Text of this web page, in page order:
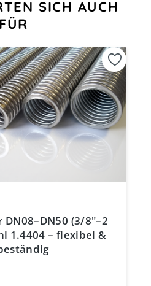
SICH AUCH
FÜR
(3/8"–2
1.4404 – flexibel &